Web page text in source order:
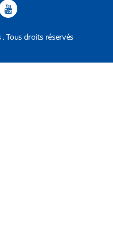
Tous droits réservés